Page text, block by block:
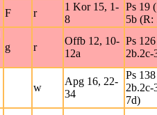
F r
1 Kor 15, 1-
8
Ps 19
5b (R:
g r
Offb 12, 10-
12a
Ps
2b.2c-
w
Apg 16, 22-
34
Ps
2b.2c-
7d)